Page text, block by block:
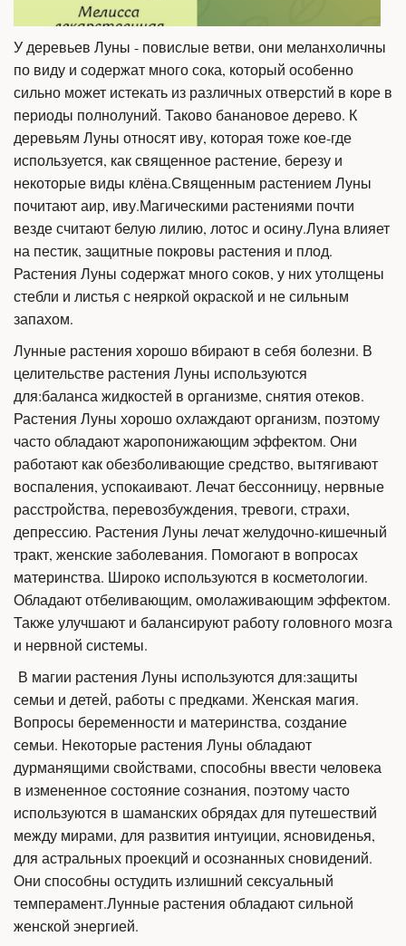
У деревьев Луны - повислые ветви, они меланхоличны
по виду и содержат много сока, который особенно
сильно может истекать из различных отверстий в коре в
периоды полнолуний. Таково банановое дерево. К
деревьям Луны относят иву, которая тоже кое-где
используется, как священное растение, березу и
некоторые виды клёна.Священным растением Луны
почитают аир, иву.Магическими растениями почти
везде считают белую лилию, лотос и осину.Луна влияет
на пестик, защитные покровы растения и плод.
Растения Луны содержат много соков, у них утолщены
стебли и листья с неяркой окраской и не сильным
запахом.
Лунные растения хорошо вбирают в себя болезни. В
целительстве растения Луны используются
для:баланса жидкостей в организме, снятия отеков.
Растения Луны хорошо охлаждают организм, поэтому
часто обладают жаропонижающим эффектом. Они
работают как обезболивающие средство, вытягивают
воспаления, успокаивают. Лечат бессонницу, нервные
расстройства, перевозбуждения, тревоги, страхи,
депрессию. Растения Луны лечат желудочно-кишечный
тракт, женские заболевания. Помогают в вопросах
материнства. Широко используются в косметологии.
Обладают отбеливающим, омолаживающим эффектом.
Также улучшают и балансируют работу головного мозга
и нервной системы.
В магии растения Луны используются для:защиты
семьи и детей, работы с предками. Женская магия.
Вопросы беременности и материнства, создание
семьи. Некоторые растения Луны обладают
дурманящими свойствами, способны ввести человека
в измененное состояние сознания, поэтому часто
используются в шаманских обрядах для путешествий
между мирами, для развития интуиции, ясновиденья,
для астральных проекций и осознанных сновидений.
Они способны остудить излишний сексуальный
темперамент.Лунные растения обладают сильной
женской энергией.